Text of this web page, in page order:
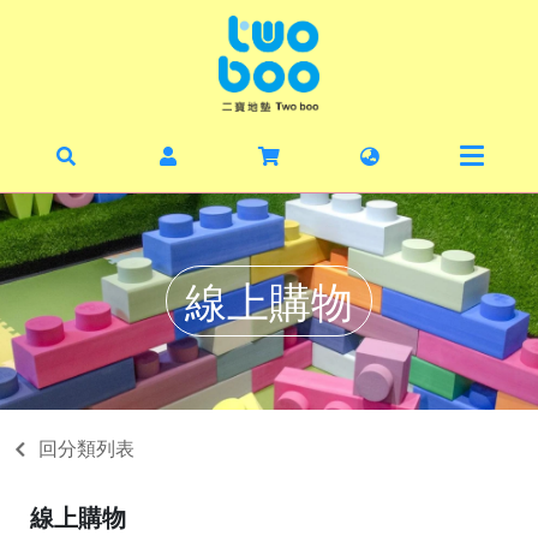
暑
線
毛
丹
線上購物
回分類列表
線上購物